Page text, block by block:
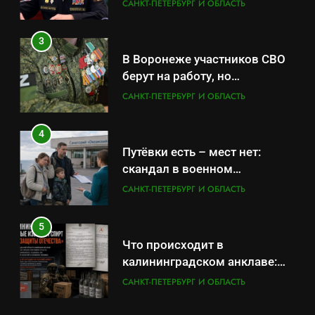
САНКТ-ПЕТЕРБУРГ И ОБЛАСТЬ
3
В Воронеже участников СВО
берут на работу, но
удержаться удаётся не всем
САНКТ-ПЕТЕРБУРГ И ОБЛАСТЬ
4
Путёвки есть – мест нет:
скандал в военном
санатории Владивостока
САНКТ-ПЕТЕРБУРГ И ОБЛАСТЬ
5
Что происходит в
калининградском анклаве:
военные изымают спирт «для
САНКТ-ПЕТЕРБУРГ И ОБЛАСТЬ